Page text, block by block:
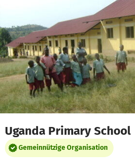
Erklärung zur Barrierefreiheit anzeigen
Uganda Primary School
Gemeinnützige Organisation